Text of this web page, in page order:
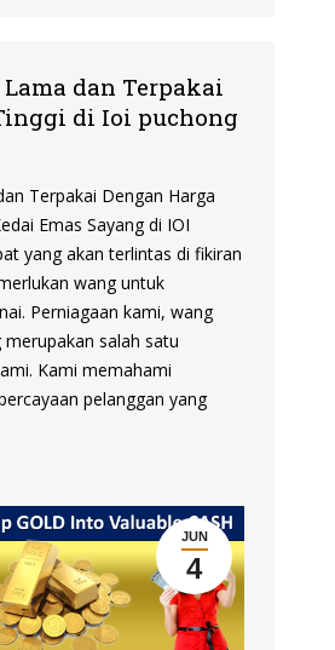
dan Terpakai
di Ioi puchong
Terpakai Dengan Harga
Emas Sayang di IOI
yang akan terlintas di fikiran
wang untuk
Perniagaan kami, wang
salah satu
Kami memahami
pelanggan yang
JUN
4